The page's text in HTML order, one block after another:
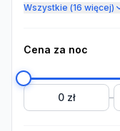
Wszystkie (16 więcej)
Cena za noc
0 zł –